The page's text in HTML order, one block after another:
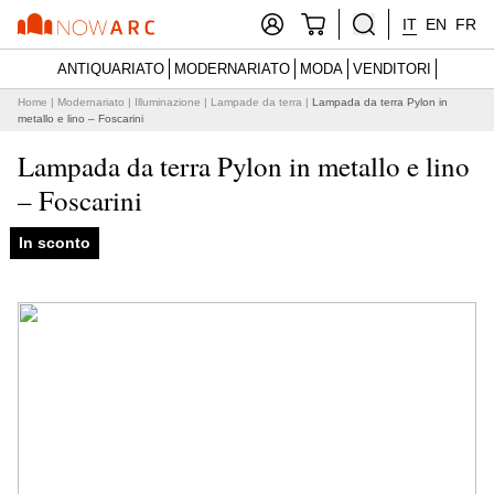
IT EN FR
ANTIQUARIATO MODERNARIATO MODA VENDITORI
Home | Modernariato | Illuminazione | Lampade da terra | Lampada da terra Pylon in
metallo e lino – Foscarini
Lampada da terra Pylon in metallo e lino
– Foscarini
In sconto